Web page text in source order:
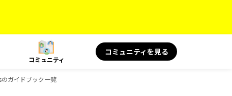
コミュニティ
コミュニティを見る
ガイドブック一覧